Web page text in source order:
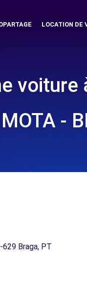
LOCATION DE
voiture
-
629 Braga, PT